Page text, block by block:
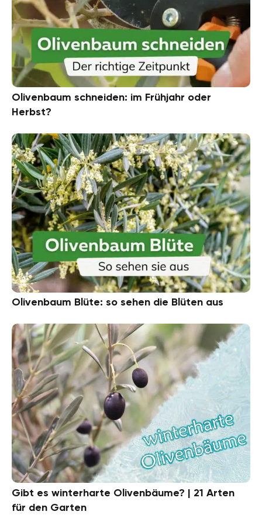
Olivenbaum schneiden: im Frühjahr oder
Herbst?
Olivenbaum Blüte: so sehen die Blüten aus
Gibt es winterharte Olivenbäume? | 21 Arten
für den Garten